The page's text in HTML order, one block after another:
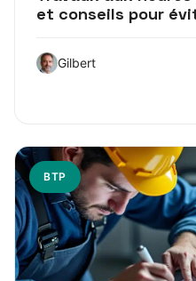
et conseils pour
Gilbert
BTP